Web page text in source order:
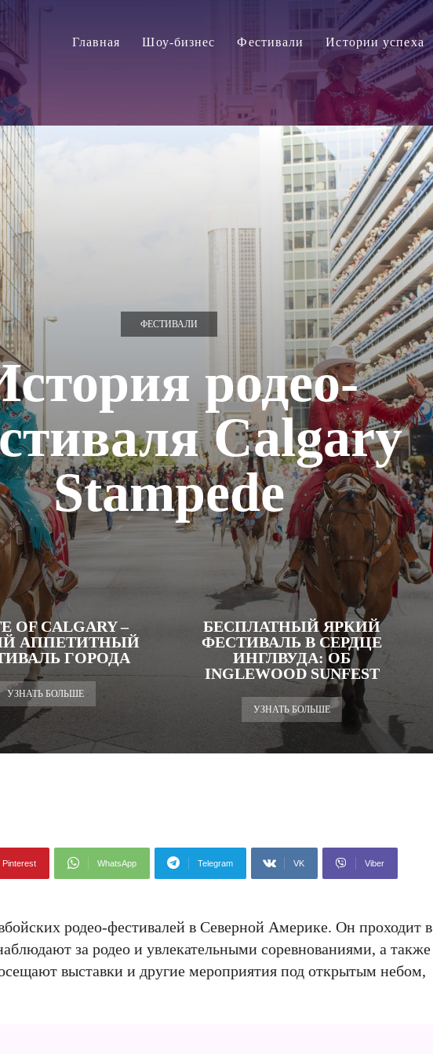
Главная Шоу-бизнес Фестивали Истории успеха
ФЕСТИВАЛИ
родео-
Calgary
Stampede
OF CALGARY –
АППЕТИТНЫЙ
ГОРОДА
УЗНАТЬ БОЛЬШЕ
БЕСПЛАТНЫЙ ЯРКИЙ
ФЕСТИВАЛЬ В СЕРДЦЕ
ИНГЛВУДА: ОБ
INGLEWOOD SUNFEST
УЗНАТЬ БОЛЬШЕ
Pinterest WhatsApp Telegram VK Viber
родео-фестивалей в Северной Америке. Он проходит в
за родео и увлекательными соревнованиями, а также
выставки и другие мероприятия под открытым небом,